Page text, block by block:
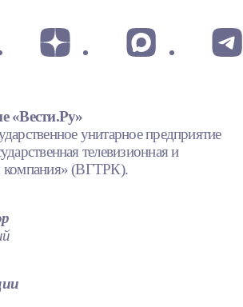
«Вести.Ру»
унитарное предприятие
телевизионная и
компания» (ВГТРК).